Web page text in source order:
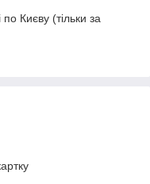
Києву (тільки за